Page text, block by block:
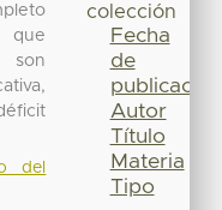
que
son
del
colección
Fecha
de
publicación
Autor
Título
Materia
Tipo